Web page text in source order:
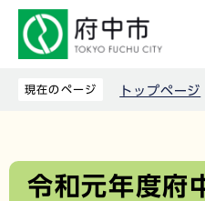
先
現在のページ トップページ
文
令和元年度府